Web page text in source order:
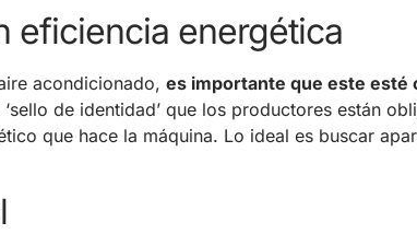
eficiencia energética
acondicionado, es importante que este esté
‘sello de identidad’ que los productores están
que hace la máquina. Lo ideal es buscar